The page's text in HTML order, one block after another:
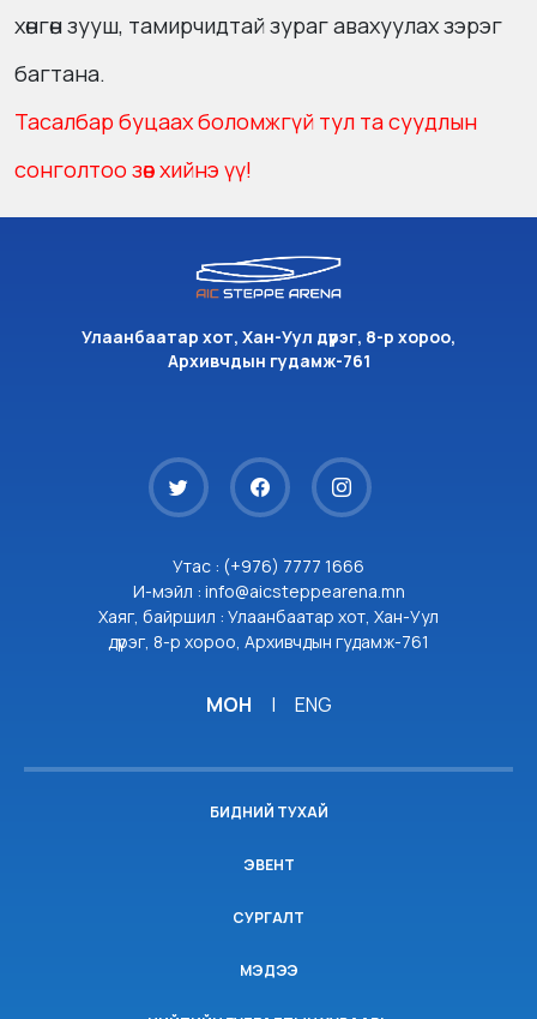
хөнгөн зууш, тамирчидтай зураг авахуулах зэрэг
багтана.
Тасалбар буцаах боломжгүй тул та суудлын
сонголтоо зөв хийнэ үү!
Улаанбаатар хот, Хан-Уул дүүрэг, 8-р хороо,
Архивчдын гудамж-761
Утас : (+976) 7777 1666
И-мэйл : info@aicsteppearena.mn
Хаяг, байршил : Улаанбаатар хот, Хан-Уул
дүүрэг, 8-р хороо, Архивчдын гудамж-761
МОН | ENG
БИДНИЙ ТУХАЙ
ЭВЕНТ
СУРГАЛТ
МЭДЭЭ